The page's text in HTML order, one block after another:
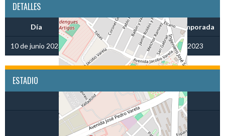
DETALLES
Día Hora Liga Temporada
10 de junio 2023 09:30 Apertura 2023 U17F 2023
ESTADIO
CDV Central